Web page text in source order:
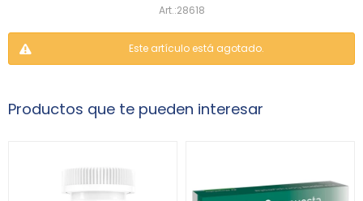
28618
Este artículo está agotado.
Productos que te pueden interesar